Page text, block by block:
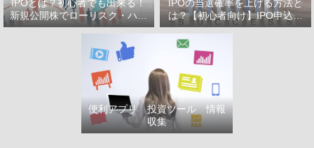
IPOとは？初心者でも出来る！
新規公開株でローリスク・ハイ
リターン投資をはじめよう！
IPOの当選確率を上げる方法と
は？【初心者向け】IPO申込で
選ぶべき証券会社
便利アプリ 投資ツール 情報
収集